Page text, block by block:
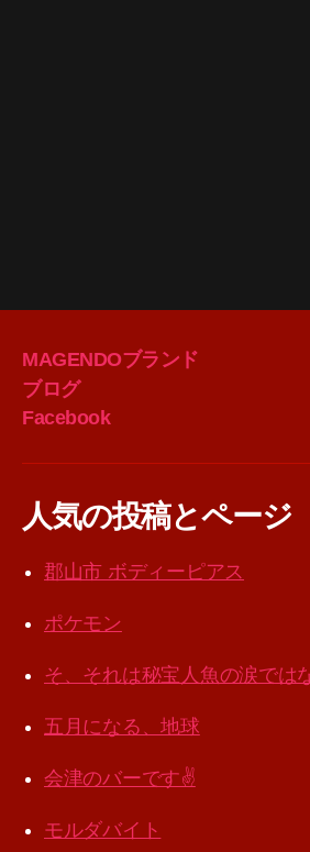
MAGENDOブランド
ブログ
Facebook
人気の投稿とページ
郡山市 ボディーピアス
ポケモン
そ、それは秘宝人魚の涙では
五月になる、地球
会津のバーです✌️
モルダバイト